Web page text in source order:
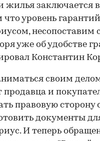
жилья заключается в
уровень
несопоставим
уже об удобстве
Константин
своим
и
правовую сторону
документы
И теперь